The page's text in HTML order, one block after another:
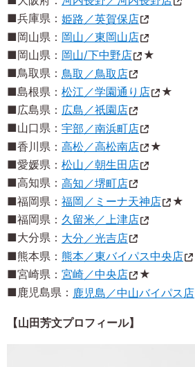
■兵庫県： 姫路／英賀保店
■岡山県： 岡山／東岡山店
■岡山県： 岡山/下中野店
★
■鳥取県： 鳥取／鳥取店
■島根県： 松江／学園通り店
★
■広島県： 広島／祇園店
■山口県： 宇部／南浜町店
■香川県： 高松／高松南店
★
■愛媛県： 松山／朝生田店
■高知県： 高知／堺町店
■福岡県： 福岡／ミーナ天神店
★
■福岡県： 久留米／上津店
■大分県： 大分／光吉店
■熊本県： 熊本／東バイパス中央店
■宮崎県： 宮崎／中央店
★
■鹿児島県： 鹿児島／中山バイパス店
【山田芳文プロフィール】